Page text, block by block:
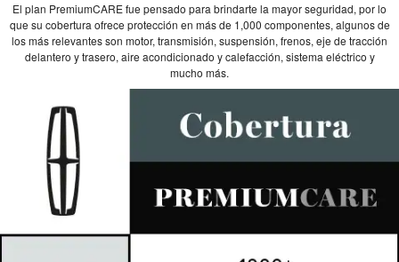
El plan PremiumCARE fue pensado para brindarte la mayor seguridad, por lo
que su cobertura ofrece protección en más de 1,000 componentes, algunos de
los más relevantes son motor, transmisión, suspensión, frenos, eje de tracción
delantero y trasero, aire acondicionado y calefacción, sistema eléctrico y
mucho más.